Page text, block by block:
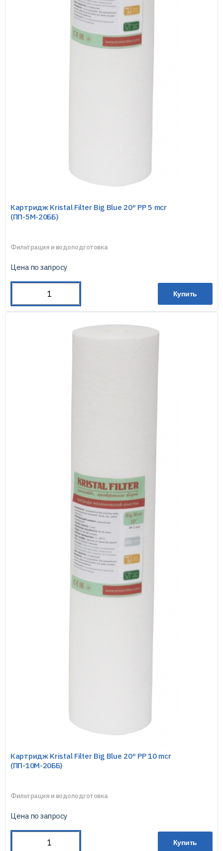
Картридж Kristal Filter Big Blue 20″ PP 5 mcr
(ПП-5М-20ББ)
Фильтрация и водоподготовка
Цена по запросу
Купить
Картридж Kristal Filter Big Blue 20″ PP 10 mcr
(ПП-10М-20ББ)
Фильтрация и водоподготовка
Цена по запросу
Купить